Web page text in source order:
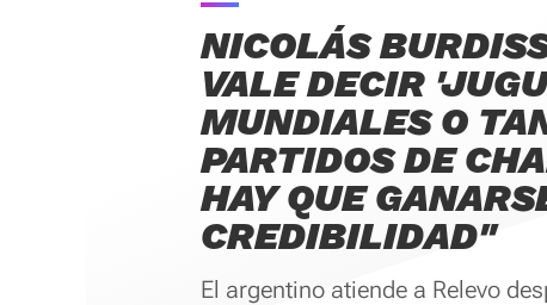
NICOLÁS
VALE DECIR
MUNDIALES O
PARTIDOS DE
HAY QUE
CREDIBILIDAD"
El argentino atiende a Relevo